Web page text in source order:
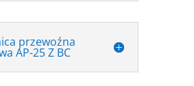
przewoźna
AP-25 Z BC